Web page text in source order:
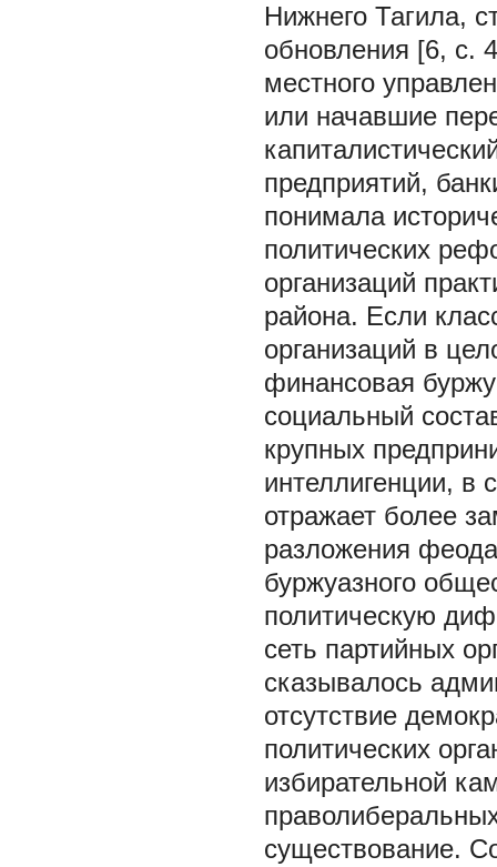
Нижнего Тагила,
обновления [6, с.
местного
или начавшие
предприятий,
понимала
политических
организаций
района. Если
организаций в
финансовая
социальный
крупных
интеллигенции, в
отражает более
разложения
буржуазного
политическую
сеть партийных
сказывалось
отсутствие
политических
избирательной
существование.